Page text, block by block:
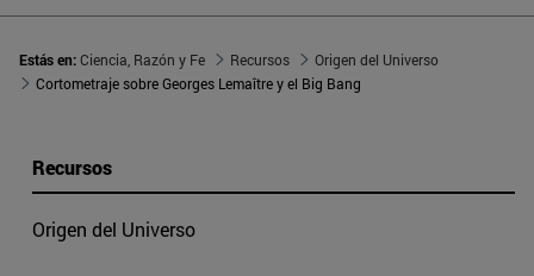
Estás en:Ciencia, Razón y Fe Recursos
Origen del Universo
Cortometraje sobre Georges Lemaître y el Big Bang
Recursos
Origen del Universo